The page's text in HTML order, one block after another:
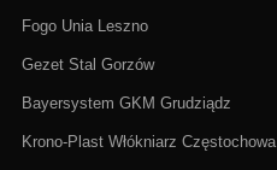
Fogo Unia Leszno
Gezet Stal Gorzów
Bayersystem GKM Grudziądz
Krono-Plast Włókniarz Częstochowa